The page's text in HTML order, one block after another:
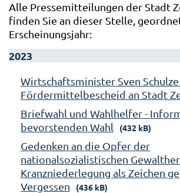
Alle Pressemitteilungen der Stadt
finden Sie an dieser Stelle,
Erscheinungsjahr:
2023
Wirtschaftsminister Sven
Fördermittelbescheid an Stadt
Briefwahl und Wahlhelfer -
bevorstenden Wahl
(432 kB)
Gedenken an die Opfer der
nationalsozialistischen
Kranzniederlegung als Zeichen
Vergessen
(436 kB)